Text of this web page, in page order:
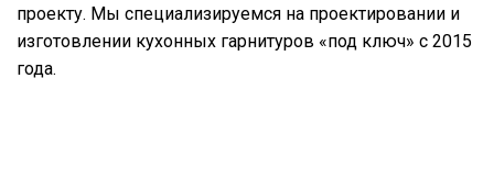
проекту. Мы специализируемся на проектировании и
изготовлении кухонных гарнитуров «под ключ» с 2015
года.